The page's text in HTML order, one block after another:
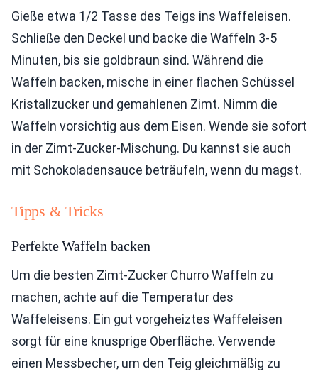
Gieße etwa 1/2 Tasse des Teigs ins Waffeleisen.
Schließe den Deckel und backe die Waffeln 3-5
Minuten, bis sie goldbraun sind. Während die
Waffeln backen, mische in einer flachen Schüssel
Kristallzucker und gemahlenen Zimt. Nimm die
Waffeln vorsichtig aus dem Eisen. Wende sie sofort
in der Zimt-Zucker-Mischung. Du kannst sie auch
mit Schokoladensauce beträufeln, wenn du magst.
Tipps & Tricks
Perfekte Waffeln backen
Um die besten Zimt-Zucker Churro Waffeln zu
machen, achte auf die Temperatur des
Waffeleisens. Ein gut vorgeheiztes Waffeleisen
sorgt für eine knusprige Oberfläche. Verwende
einen Messbecher, um den Teig gleichmäßig zu